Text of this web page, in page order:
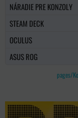
NÁRADIE PRE KONZOLY
STEAM DECK
OCULUS
ASUS ROG
pages/